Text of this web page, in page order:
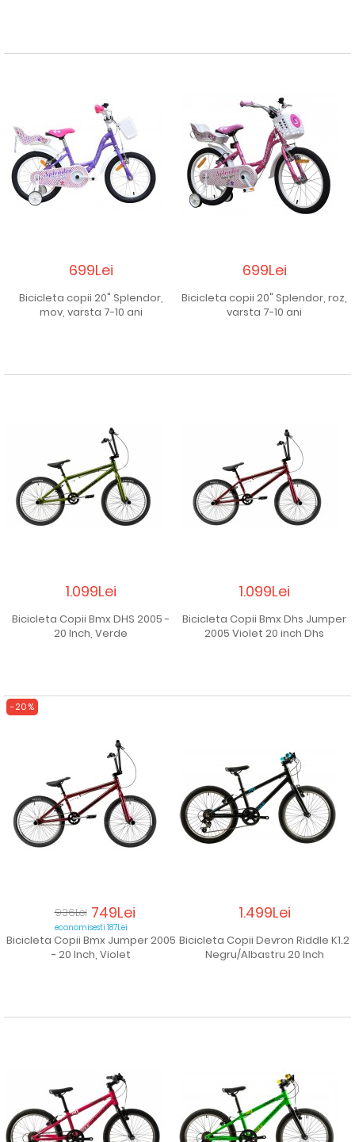
699Lei
Bicicleta copii 20" Splendor,
mov, varsta 7-10 ani
699Lei
Bicicleta copii 20" Splendor, roz,
varsta 7-10 ani
1.099Lei
Bicicleta Copii Bmx DHS 2005 -
20 Inch, Verde
1.099Lei
Bicicleta Copii Bmx Dhs Jumper
2005 Violet 20 inch Dhs
-20%
936Lei 749Lei
economisesti 187Lei
Bicicleta Copii Bmx Jumper 2005
- 20 Inch, Violet
1.499Lei
Bicicleta Copii Devron Riddle K1.2
Negru/Albastru 20 Inch